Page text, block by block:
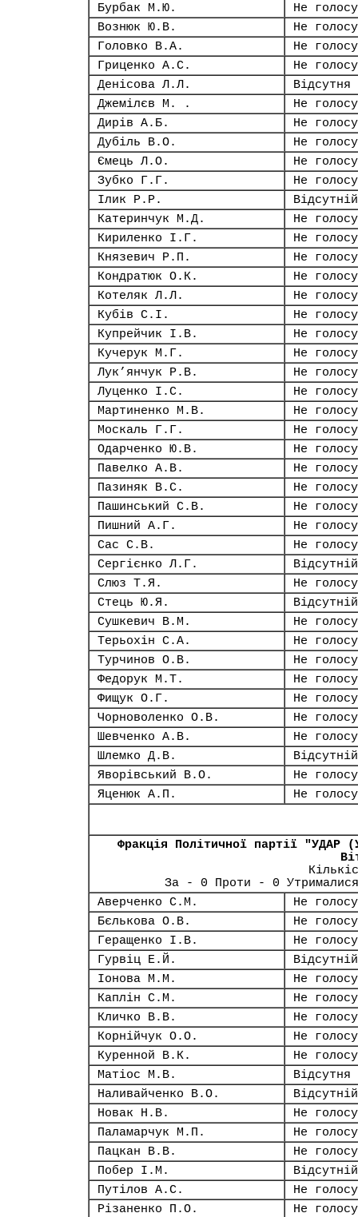
Бурбак М.Ю.
Не
Вознюк Ю.В.
Не
Головко В.А.
Не
Гриценко А.С.
Не
Денісова Л.Л.
Відсутня
Джемілєв М. .
Не
Дирів А.Б.
Не
Дубіль В.О.
Не
Ємець Л.О.
Не
Зубко Г.Г.
Не
Ілик Р.Р.
Відсутній
Катеринчук М.Д.
Не
Кириленко І.Г.
Не
Князевич Р.П.
Не
Кондратюк О.К.
Не
Котеляк Л.Л.
Не
Кубів С.І.
Не
Купрейчик І.В.
Не
Кучерук М.Г.
Не
Лук’янчук Р.В.
Не
Луценко І.С.
Не
Мартиненко М.В.
Не
Москаль Г.Г.
Не
Одарченко Ю.В.
Не
Павелко А.В.
Не
Пазиняк В.С.
Не
Пашинський С.В.
Не
Пишний А.Г.
Не
Сас С.В.
Не
Сергієнко Л.Г.
Відсутній
Слюз Т.Я.
Не
Стець Ю.Я.
Відсутній
Сушкевич В.М.
Не
Терьохін С.А.
Не
Турчинов О.В.
Не
Федорук М.Т.
Не
Фищук О.Г.
Не
Чорноволенко О.В.
Не
Шевченко А.В.
Не
Шлемко Д.В.
Відсутній
Яворівський В.О.
Не
Яценюк А.П.
Не
Фракція Політичної партії "УДАР
За - 0 Проти - 0
Аверченко С.М.
Не
Бєлькова О.В.
Не
Геращенко І.В.
Не
Гурвіц Е.Й.
Відсутній
Іонова М.М.
Не
Каплін С.М.
Не
Кличко В.В.
Не
Корнійчук О.О.
Не
Куренной В.К.
Не
Матіос М.В.
Відсутня
Наливайченко В.О.
Відсутній
Новак Н.В.
Не
Паламарчук М.П.
Не
Пацкан В.В.
Не
Побер І.М.
Відсутній
Путілов А.С.
Не
Різаненко П.О.
Не